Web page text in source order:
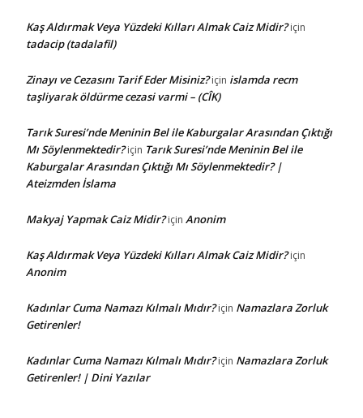
Kaş Aldırmak Veya Yüzdeki Kılları Almak Caiz Midir?için
tadacip (tadalafil)
Zinayı ve Cezasını Tarif Eder Misiniz?için islamda recm
taşliyarak öldürme cezasi varmi – (CÎK)
Tarık Suresi’nde Meninin Bel ile Kaburgalar Arasından Çıktığı
Mı Söylenmektedir?için Tarık Suresi’nde Meninin Bel ile
Kaburgalar Arasından Çıktığı Mı Söylenmektedir? |
Ateizmden İslama
Makyaj Yapmak Caiz Midir?için Anonim
Kaş Aldırmak Veya Yüzdeki Kılları Almak Caiz Midir?için
Anonim
Kadınlar Cuma Namazı Kılmalı Mıdır?için Namazlara Zorluk
Getirenler!
Kadınlar Cuma Namazı Kılmalı Mıdır?için Namazlara Zorluk
Getirenler! | Dini Yazılar